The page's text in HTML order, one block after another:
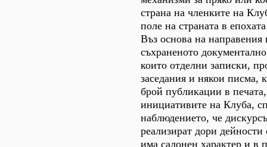
страна на членките на
поле на страната в
Въз основа на направения
съхраненото
които отделни записки,
заседания и някои писма,
брой публикации в
инициативите на Клуба,
наблюдението, че
реализират дори дейности
има салонен характер и в